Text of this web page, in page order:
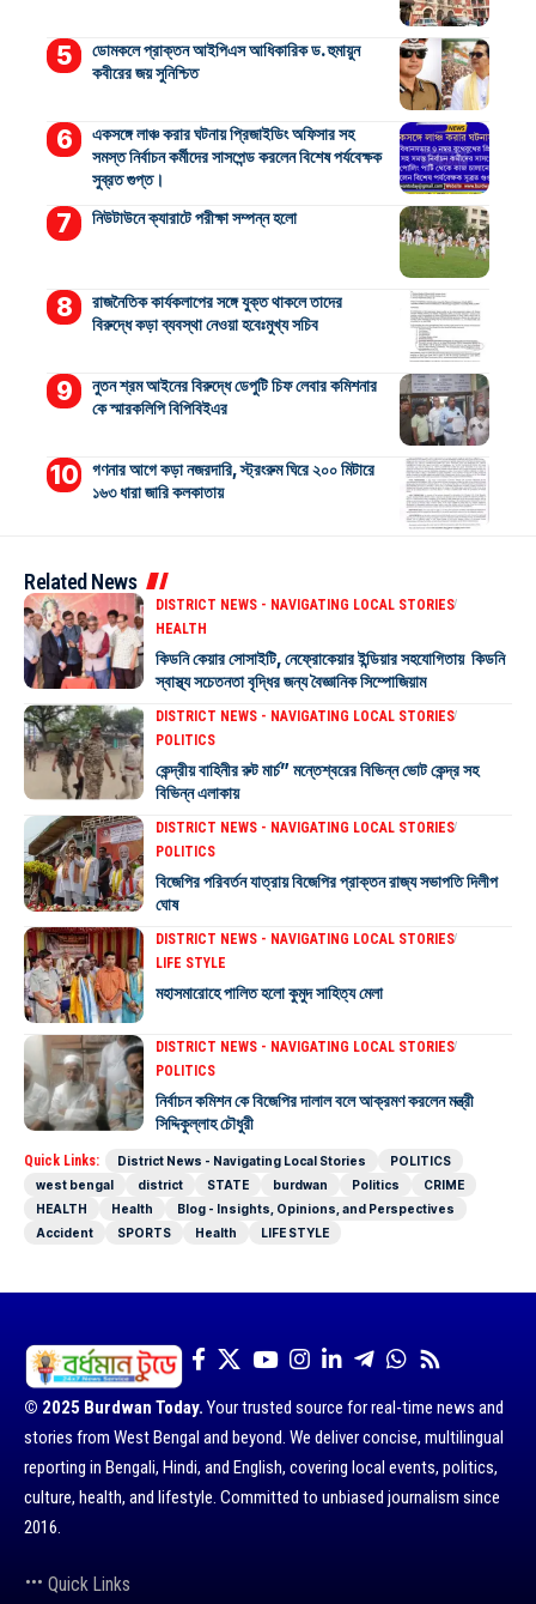
ডোমকলে প্রাক্তন আইপিএস আধিকারিক ড. হুমায়ুন
কবীরের জয় সুনিশ্চিত
একসঙ্গে লাঞ্চ করার ঘটনায় প্রিজাইডিং অফিসার সহ
সমস্ত নির্বাচন কর্মীদের সাসপেন্ড করলেন বিশেষ পর্যবেক্ষক
সুব্রত গুপ্ত।
নিউটাউনে ক্যারাটে পরীক্ষা সম্পন্ন হলো
রাজনৈতিক কার্যকলাপের সঙ্গে যুক্ত থাকলে তাদের
বিরুদ্ধে কড়া ব্যবস্থা নেওয়া হবেঃমুখ্য সচিব
নুতন শ্রম আইনের বিরুদ্ধে ডেপুটি চিফ লেবার কমিশনার
কে স্মারকলিপি বিপিবিইএর
গণনার আগে কড়া নজরদারি, স্ট্রংরুম ঘিরে ২০০ মিটারে
১৬৩ ধারা জারি কলকাতায়
Related News
DISTRICT NEWS - NAVIGATING LOCAL STORIES
HEALTH
কিডনি কেয়ার সোসাইটি, নেফ্রোকেয়ার ইন্ডিয়ার সহযোগিতায় কিডনি
স্বাস্থ্য সচেতনতা বৃদ্ধির জন্য বৈজ্ঞানিক সিম্পোজিয়াম
DISTRICT NEWS - NAVIGATING LOCAL STORIES
POLITICS
কেন্দ্রীয় বাহিনীর রুট মার্চ” মন্তেশ্বরের বিভিন্ন ভোট কেন্দ্র সহ
বিভিন্ন এলাকায়
DISTRICT NEWS - NAVIGATING LOCAL STORIES
POLITICS
বিজেপির পরিবর্তন যাত্রায় বিজেপির প্রাক্তন রাজ্য সভাপতি দিলীপ
ঘোষ
DISTRICT NEWS - NAVIGATING LOCAL STORIES
LIFE STYLE
মহাসমারোহে পালিত হলো কুমুদ সাহিত্য মেলা
DISTRICT NEWS - NAVIGATING LOCAL STORIES
POLITICS
নির্বাচন কমিশন কে বিজেপির দালাল বলে আক্রমণ করলেন মন্ত্রী
সিদ্দিকুল্লাহ চৌধুরী
Quick Links: District News - Navigating Local Stories
POLITICS
west bengal
district STATE burdwan Politics
CRIME
HEALTH
Health
Blog - Insights, Opinions, and Perspectives
Accident
SPORTS Health LIFE STYLE
© 2025 Burdwan Today. Your trusted source for real-time news and
stories from West Bengal and beyond. We deliver concise, multilingual
reporting in Bengali, Hindi, and English, covering local events, politics,
culture, health, and lifestyle. Committed to unbiased journalism since
2016.
Quick Links